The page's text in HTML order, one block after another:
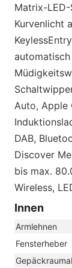
Matrix-
Kurvenlicht
Auto, Apple
DAB,
Discover
bis max.
Wireless,
Innen
Armlehnen
Fensterheber